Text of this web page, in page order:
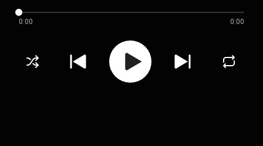
0:00 0:00